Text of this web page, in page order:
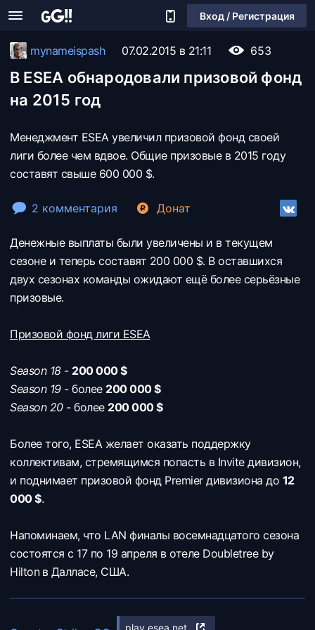
Вход / Регистрация
mynameispash 07.02.2015 в 21:11 653
В ESEA обнародовали призовой фонд
на 2015 год
Менеджмент ESEA увеличил призовой фонд своей
лиги более чем вдвое. Общие призовые в 2015 году
составят свыше 600 000 $.
2 комментария Донат
Денежные выплаты были увеличены и в текущем
сезоне и теперь составят 200 000 $. В оставшихся
двух сезонах команды ожидают ещё более серьёзные
призовые.
Призовой фонд лиги ESEA
Season 18 - 200 000 $
Season 19- более 200 000 $
Season 20- более 200 000 $
Более того, ESEA желает оказать поддержку
коллективам, стремящимся попасть в Invite дивизион,
и поднимает призовой фонд Premier дивизиона до 12
000 $.
Напоминаем, что LAN финалы восемнадцатого сезона
состоятся с 17 по 19 апреля в отеле Doubletree by
Hilton в Далласе, США.
play.esea.net